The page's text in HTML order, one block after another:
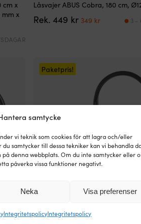
samtycke
vi teknik som cookies för att lagra och/eller
samtycker till dessa tekniker kan vi behandla
denna webbplats. Om du inte samtycker eller
påverka vissa funktioner negativt.
Neka Visa preferenser
IntegritetspolicyIntegritetspolicy
cm x
x
Låsvajer ABUS Cobra, 180 cm,
Rek. 449 kr Det
349 krDet
3 -
x
Paketpris!